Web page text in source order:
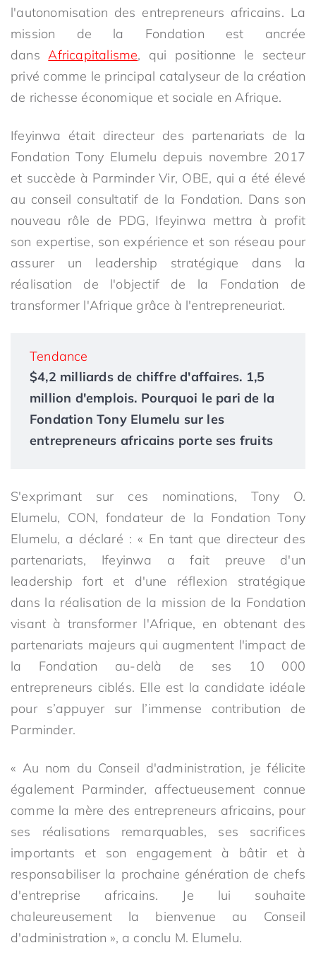
l'autonomisation des entrepreneurs africains. La
mission de la Fondation est ancrée
dansAfricapitalisme, qui positionne le secteur
privé comme le principal catalyseur de la création
de richesse économique et sociale en Afrique.
Ifeyinwa était directeur des partenariats de la
Fondation Tony Elumelu depuis novembre 2017
et succède à Parminder Vir, OBE, qui a été élevé
au conseil consultatif de la Fondation. Dans son
nouveau rôle de PDG, Ifeyinwa mettra à profit
son expertise, son expérience et son réseau pour
assurer un leadership stratégique dans la
réalisation de l'objectif de la Fondation de
transformer l'Afrique grâce à l'entrepreneuriat.
Tendance
$4,2 milliards de chiffre d'affaires. 1,5
million d'emplois. Pourquoi le pari de la
Fondation Tony Elumelu sur les
entrepreneurs africains porte ses fruits
S'exprimant sur ces nominations, Tony O.
Elumelu, CON, fondateur de la Fondation Tony
Elumelu, a déclaré : « En tant que directeur des
partenariats, Ifeyinwa a fait preuve d'un
leadership fort et d'une réflexion stratégique
dans la réalisation de la mission de la Fondation
visant à transformer l'Afrique, en obtenant des
partenariats majeurs qui augmentent l'impact de
la Fondation au-delà de ses 10 000
entrepreneurs ciblés. Elle est la candidate idéale
pour s’appuyer sur l’immense contribution de
Parminder.
« Au nom du Conseil d'administration, je félicite
également Parminder, affectueusement connue
comme la mère des entrepreneurs africains, pour
ses réalisations remarquables, ses sacrifices
importants et son engagement à bâtir et à
responsabiliser la prochaine génération de chefs
d'entreprise africains. Je lui souhaite
chaleureusement la bienvenue au Conseil
d'administration », a conclu M. Elumelu.